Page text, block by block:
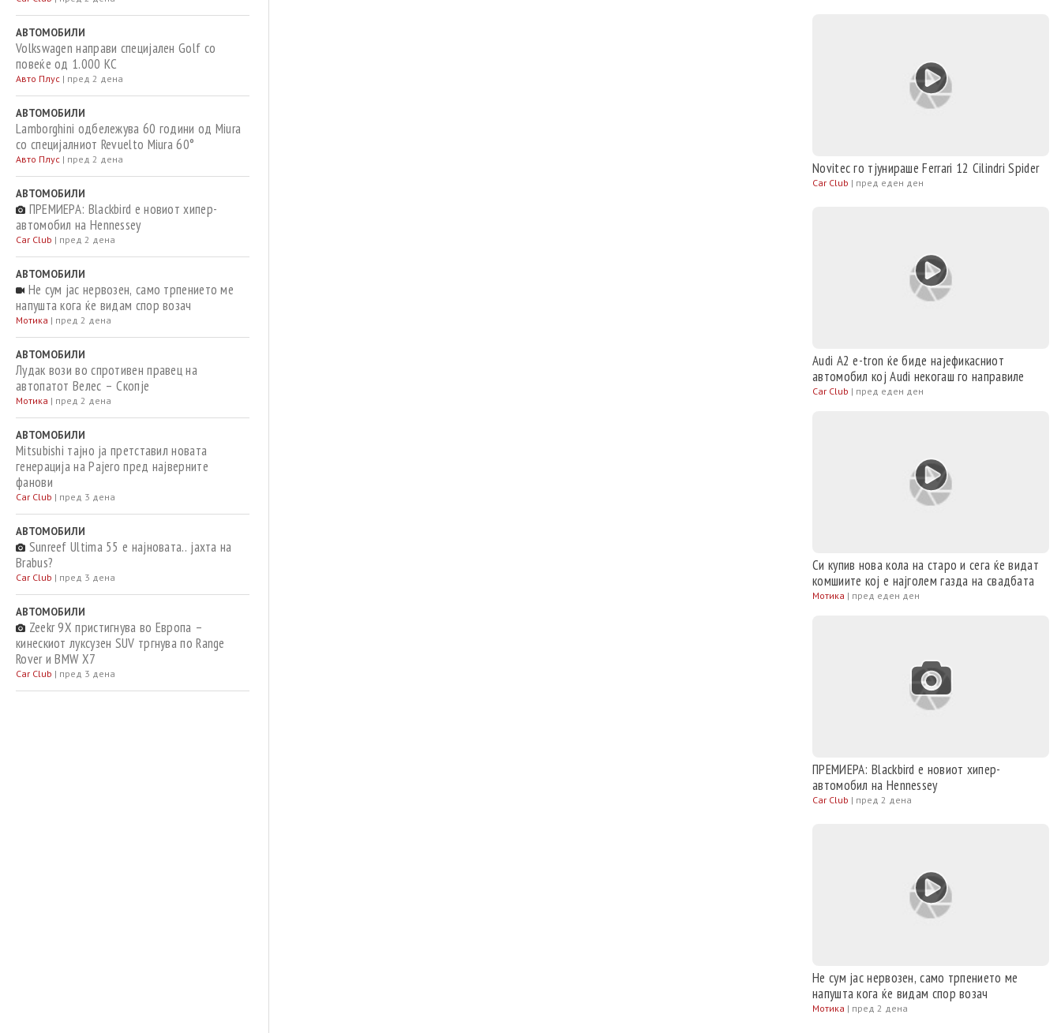
АВТОМОБИЛИ
Volkswagen направи специјален Golf со
повеќе од 1.000 КС
Авто Плус | пред 2 дена
АВТОМОБИЛИ
Lamborghini одбележува 60 години од Miura
со специјалниот Revuelto Miura 60°
Авто Плус | пред 2 дена
АВТОМОБИЛИ
ПРЕМИЕРА: Blackbird е новиот хипер-
автомобил на Hennessey
Car Club | пред 2 дена
АВТОМОБИЛИ
Не сум јас нервозен, само трпението ме
напушта кога ќе видам спор возач
Мотика | пред 2 дена
АВТОМОБИЛИ
Лудак вози во спротивен правец на
автопатот Велес – Скопје
Мотика | пред 2 дена
АВТОМОБИЛИ
Mitsubishi тајно ја претставил новата
генерација на Pajero пред најверните
фанови
Car Club | пред 3 дена
АВТОМОБИЛИ
Sunreef Ultima 55 е најновата.. јахта на
Brabus?
Car Club | пред 3 дена
АВТОМОБИЛИ
Zeekr 9X пристигнува во Европа –
кинескиот луксузен SUV тргнува по Range
Rover и BMW X7
Car Club | пред 3 дена
Novitec го тјунираше Ferrari 12 Cilindri Spider
Car Club | пред еден ден
Audi A2 e-tron ќе биде најефикасниот
автомобил кој Audi некогаш го направиле
Car Club | пред еден ден
Си купив нова кола на старо и сега ќе видат
комшиите кој е најголем газда на свадбата
Мотика | пред еден ден
ПРЕМИЕРА: Blackbird е новиот хипер-
автомобил на Hennessey
Car Club | пред 2 дена
Не сум јас нервозен, само трпението ме
напушта кога ќе видам спор возач
Мотика | пред 2 дена